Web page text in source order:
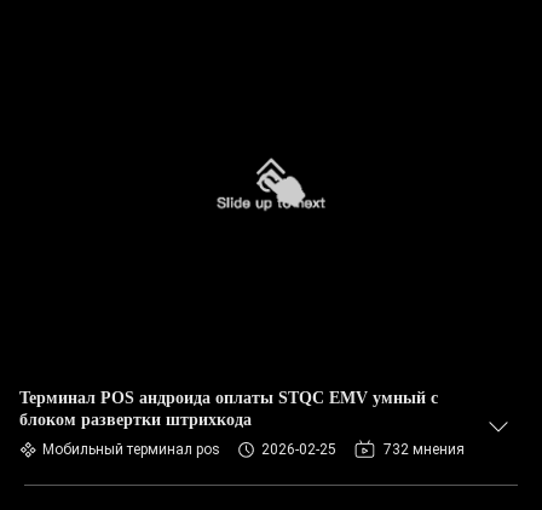
Терминал POS андроида оплаты STQC EMV умный с
блоком развертки штрихкода
Мобильный терминал pos 2026-02-25 732 мнения